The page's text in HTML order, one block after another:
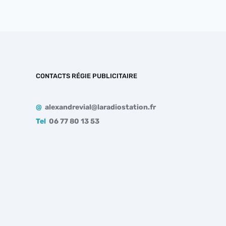
CONTACTS RÉGIE PUBLICITAIRE
@ alexandrevial@laradiostation.fr
Tel 06 77 80 13 53